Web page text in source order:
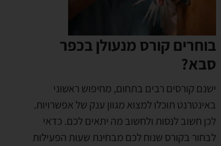
בוחרים קורס מנעולן בכפר
סבא?
ישנם קורסים רבים בתחום, מחיפוש ראשוני
באינטרנט תוכלו למצוא מגוון ענק של אפשרויות.
לכן חשוב לנסות ולחשוב מה יתאים לכם. כדאי
לבחור בקורס שנוח לכם מבחינת שעות הפעילות